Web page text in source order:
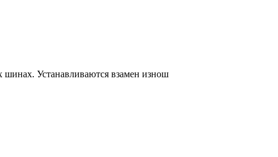
Устанавливаются взамен изнош